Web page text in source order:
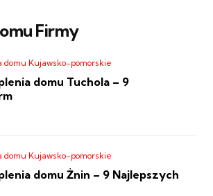
Firmy
domu Kujawsko-pomorskie
domu Tuchola – 9
domu Kujawsko-pomorskie
domu Żnin – 9 Najlepszych